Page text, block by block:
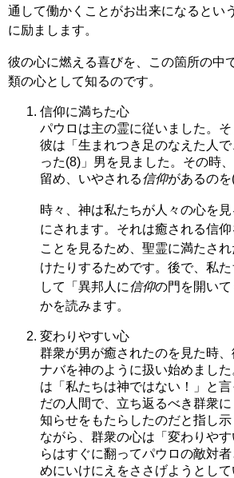
通して働かくことがお出来になるとい
に励まします。
彼の心に燃える喜びを、この箇所の中
類の心として知るのです。
信仰に満ちた心
パウロは主の霊に従いました。そ
彼は「生まれつき足のなえた人
った(8)」男を見ました。その時
留め、いやされる信仰があるのを
時々、神は私たちが人々の心を
にされます。それは癒される信
ことを見るため、聖霊に満たさ
けたりするためです。後で、私
して「異邦人に信仰の門を開い
かを読みます。
変わりやすい心
群衆が男が癒されたのを見た時
ナバを神のように扱い始めまし
は「私たちは神ではない！」と
だの人間で、立ち返るべき群衆
知らせをもたらしたのだと指し
ながら、群衆の心は「変わりや
らはすぐに翻ってパウロの敵対
めにいけにえをささげようとし